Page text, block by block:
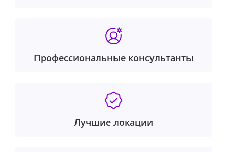
Профессиональные консультанты
Лучшие локации